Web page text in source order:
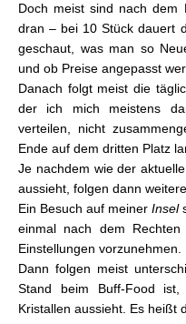
Doch meist sind nach dem
dran – bei 10 Stück dauert
geschaut, was man so
und ob Preise angepasst
Danach folgt meist die
der ich mich meistens
verteilen, nicht
Ende auf dem dritten Platz
Je nachdem wie der
aussieht, folgen dann
Ein Besuch auf meinerInsel
einmal nach dem
Einstellungen vorzunehmen.
Dann folgen meist
Stand beim Buff-Food
Kristallen aussieht. Es heißt